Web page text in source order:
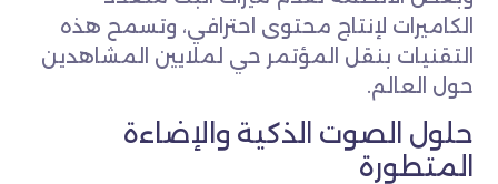
الكاميرات لإنتاج محتوى احترافي، وتسمح هذه
التقنيات بنقل المؤتمر حي لملايين المشاهدين
حول العالم.
حلول الصوت الذكية والإضاءة
المتطورة